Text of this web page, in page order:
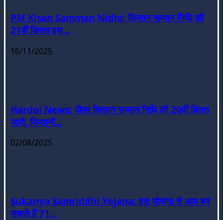
PM Kisan Samman Nidhi: किसान सम्मान निधि की
21वीं किस्त इस...
16/11/2025
Hardoi News: पीएम किसान सम्मान निधि की 20वीं किश्त
जारी, किसानों...
02/08/2025
Sukanya Samriddhi Yojana: इस योजना से आप बन
सकते हैं 71...